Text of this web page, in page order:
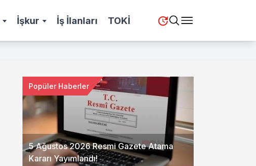
İşkur İş İlanları TOKİ
5 Ağustos 2026 Resmi Gazete Atama
Kararı Yayımlandı!
Popüler Haberler